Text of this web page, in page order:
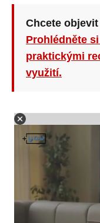
Chcete
Prohlédněte
praktickými
využití.